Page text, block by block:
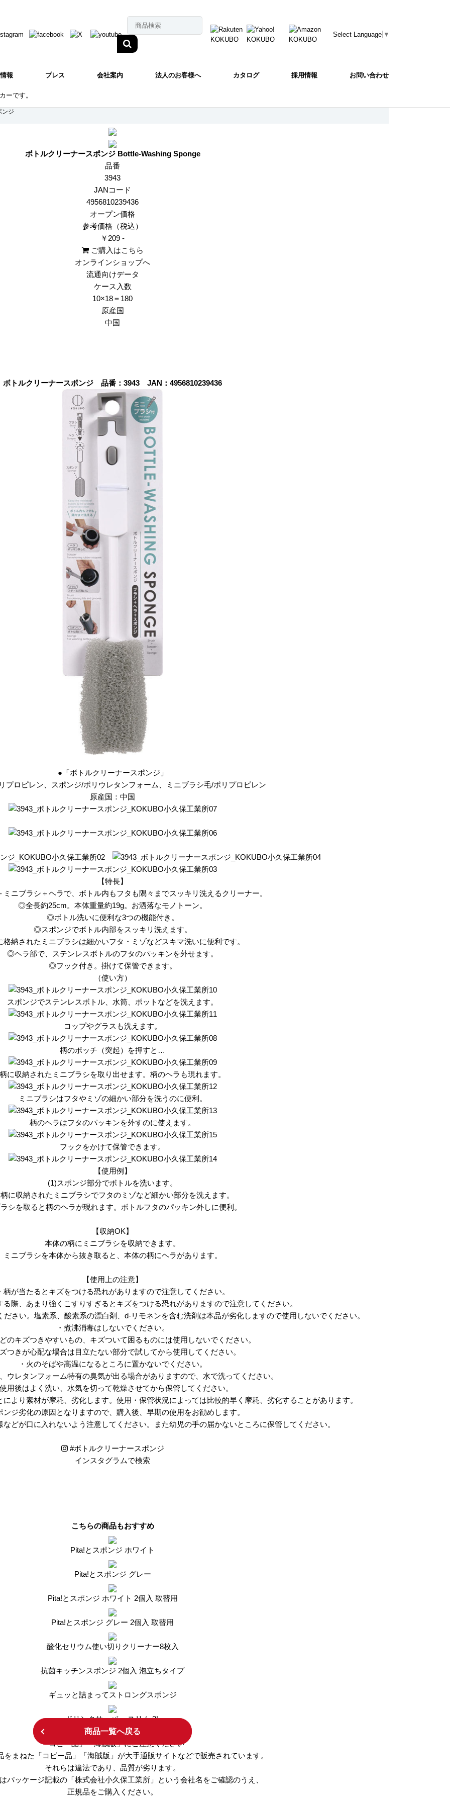
Select Language ▼
報 プレス 会社案内 法人のお客様へ カタログ 採用情報 お問い合わせ
ーです。
ンジ
ボトルクリーナースポンジ Bottle-Washing Sponge
品番
3943
JANコード
4956810239436
オープン価格
参考価格（税込）
￥209 -
ご購入はこちら
オンラインショップへ
流通向けデータ
ケース入数
10×18＝180
原産国
中国
ボトルクリーナースポンジ 品番：3943 JAN：4956810239436
●「ボトルクリーナースポンジ」
プロピレン、スポンジ/ポリウレタンフォーム、ミニブラシ毛/ポリプロピレン
原産国：中国
【特長】
ニブラシ＋ヘラで、ボトル内もフタも隅々までスッキリ洗えるクリーナー。
◎全長約25cm。本体重量約19g。お洒落なモノトーン。
◎ボトル洗いに便利な3つの機能付き。
◎スポンジでボトル内部をスッキリ洗えます。
納されたミニブラシは細かいフタ・ミゾなどスキマ洗いに便利です。
◎ヘラ部で、ステンレスボトルのフタのパッキンを外せます。
◎フック付き。掛けて保管できます。
（使い方）
スポンジでステンレスボトル、水筒、ポットなどを洗えます。
コップやグラスも洗えます。
柄のポッチ（突起）を押すと…
柄に収納されたミニブラシを取り出せます。柄のヘラも現れます。
ミニブラシはフタやミゾの細かい部分を洗うのに便利。
柄のヘラはフタのパッキンを外すのに使えます。
フックをかけて保管できます。
【使用例】
(1)スポンジ部分でボトルを洗います。
に収納されたミニブラシでフタのミゾなど細かい部分を洗えます。
シを取ると柄のヘラが現れます。ボトルフタのパッキン外しに便利。
【収納OK】
本体の柄にミニブラシを収納できます。
ミニブラシを本体から抜き取ると、本体の柄にヘラがあります。
【使用上の注意】
柄が当たるとキズをつける恐れがありますので注意してください。
際、あまり強くこすりすぎるとキズをつける恐れがありますので注意してください。
さい。塩素系、酸素系の漂白剤、d-リモネンを含む洗剤は本品が劣化しますので使用しないでください。
・煮沸消毒はしないでください。
のキズつきやすいもの、キズついて困るものには使用しないでください。
つきが心配な場合は目立たない部分で試してから使用してください。
・火のそばや高温になるところに置かないでください。
ウレタンフォーム特有の臭気が出る場合がありますので、水で洗ってください。
用後はよく洗い、水気を切って乾燥させてから保管してください。
より素材が摩耗、劣化します。使用・保管状況によっては比較的早く摩耗、劣化することがあります。
ンジ劣化の原因となりますので、購入後、早期の使用をお勧めします。
どが口に入れないよう注意してください。また幼児の手の届かないところに保管してください。
#ボトルクリーナースポンジ
インスタグラムで検索
こちらの商品もおすすめ
Pita!とスポンジ ホワイト
Pita!とスポンジ グレー
Pita!とスポンジ ホワイト 2個入 取替用
Pita!とスポンジ グレー 2個入 取替用
酸化セリウム使い切りクリーナー8枚入
抗菌キッチンスポンジ 2個入 泡立ちタイプ
ギュッと詰まってストロングスポンジ
ドリンクサーバー スリム 3L
商品一覧へ戻る
「コピー品」「海賊版」にご注意ください
をまねた「コピー品」「海賊版」が大手通販サイトなどで販売されています。
それらは違法であり、品質が劣ります。
パッケージ記載の「株式会社小久保工業所」という会社名をご確認のうえ、
正規品をご購入ください。